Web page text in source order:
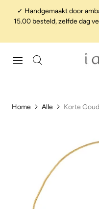
✓ Handgemaakt door
15.00 besteld, zelfde dag
Home Alle Korte